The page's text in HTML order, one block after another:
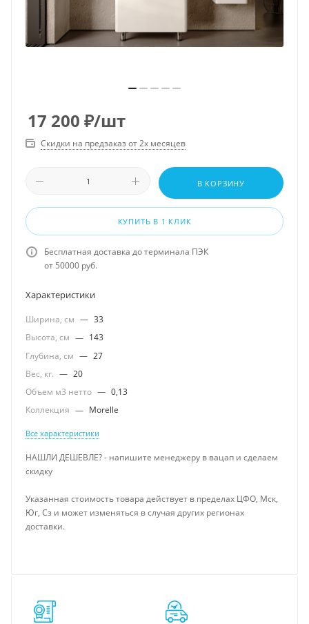
17 200 ₽/шт
Скидки на предзаказ от 2х месяцев
В КОРЗИНУ
КУПИТЬ В 1 КЛИК
Бесплатная доставка до терминала ПЭК
от 50000 руб.
Характеристики
Ширина, см — 33
Высота, см — 143
Глубина, см — 27
Вес, кг. — 20
Объем м3 нетто — 0,13
Коллекция — Morelle
Все характеристики
НАШЛИ ДЕШЕВЛЕ? - напишите менеджеру в вацап и сделаем
скидку
Указанная стоимость товара действует в пределах ЦФО, Мск,
Юг, Сз и может изменяться в случая других регионах
доставки.